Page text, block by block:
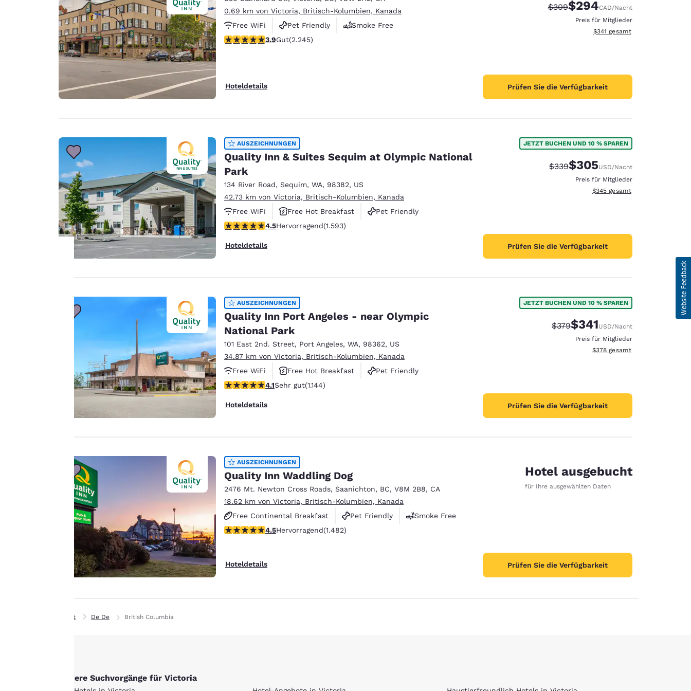
0.69 km von Victoria, Britisch-Kolumbien, Kanada
Free WiFi
Pet Friendly
Smoke Free
3.94-Sterne-Bewertung. Gut. 2245 Bewertungen
3.9Gut(2.245)
Hoteldetails
Durchgestrichener Preis:
$309Vergünstigter Preis:
$294CAD/Nacht
Preis für Mitglieder
Geschätzte Gesamtdetails
$341 gesamt
Prüfen Sie die Verfügbarkeit
AUSZEICHNUNGEN
Quality Inn & Suites Sequim at Olympic National
Park
134 River Road, Sequim, WA, 98382, US
42.73 km von Victoria, Britisch-Kolumbien, Kanada
Free WiFi
Free Hot Breakfast
Pet Friendly
4.45-Sterne-Bewertung. Hervorragend. 1593 Bewertungen
4.5Hervorragend(1.593)
Hoteldetails
JETZT BUCHEN UND 10 % SPAREN
Durchgestrichener Preis:
$339Vergünstigter Preis:
$305USD/Nacht
Preis für Mitglieder
Geschätzte Gesamtdetails
$345 gesamt
Prüfen Sie die Verfügbarkeit
AUSZEICHNUNGEN
Quality Inn Port Angeles - near Olympic
National Park
101 East 2nd. Street, Port Angeles, WA, 98362, US
34.87 km von Victoria, Britisch-Kolumbien, Kanada
Free WiFi
Free Hot Breakfast
Pet Friendly
4.14-Sterne-Bewertung. Sehr gut. 1144 Bewertungen
4.1Sehr gut(1.144)
Hoteldetails
JETZT BUCHEN UND 10 % SPAREN
Durchgestrichener Preis:
$379Vergünstigter Preis:
$341USD/Nacht
Preis für Mitglieder
Geschätzte Gesamtdetails
$378 gesamt
Prüfen Sie die Verfügbarkeit
AUSZEICHNUNGEN
Quality Inn Waddling Dog
2476 Mt. Newton Cross Roads, Saanichton, BC, V8M 2B8, CA
18.62 km von Victoria, Britisch-Kolumbien, Kanada
Free Continental Breakfast
Pet Friendly
Smoke Free
4.47-Sterne-Bewertung. Hervorragend. 1482 Bewertungen
4.5Hervorragend(1.482)
Hoteldetails
Hotel ausgebucht
für Ihre ausgewählten Daten
Prüfen Sie die Verfügbarkeit
Privat De De British Columbia
Andere Suchvorgänge für Victoria
Privatsphäre
ist uns
wichtig.
Unsere Website
verwendet Cookies,
einschließlich Cookies
personalisiertes Web-
Erlebnis zu bieten,
indem Werbung gemäß
Ihrer Vorlieben gesendet
wird. So können wir uns
an Ihre Angaben
interessante Produkte
zeigen und unsere
diese Einstellungen zu
Anweisungen folgen.
Alle Cookies akzeptieren